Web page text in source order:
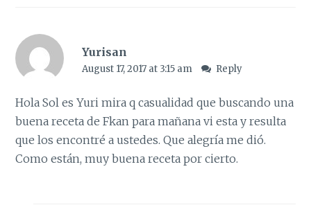
Yurisan
August 17, 2017 at 3:15 am Reply
Hola Sol es Yuri mira q casualidad que buscando una
buena receta de Fkan para mañana vi esta y resulta
que los encontré a ustedes. Que alegría me dió.
Como están, muy buena receta por cierto.